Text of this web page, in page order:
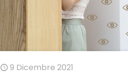
9 Dicembre 2021